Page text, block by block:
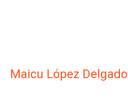
Maicu López Delgado